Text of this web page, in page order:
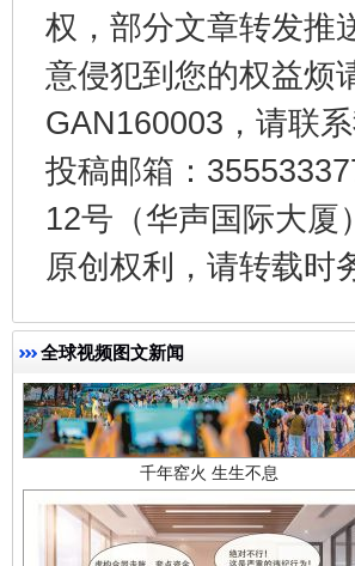
权，部分文章转发推
意侵犯到您的权益烦
GAN160003，请联
投稿邮箱：
12号（华声国际大
原创权利，请转载时
全球视频图文新闻
东山县通报“牛蛙产品抗生素超标问题”
千年窑火 生生不息